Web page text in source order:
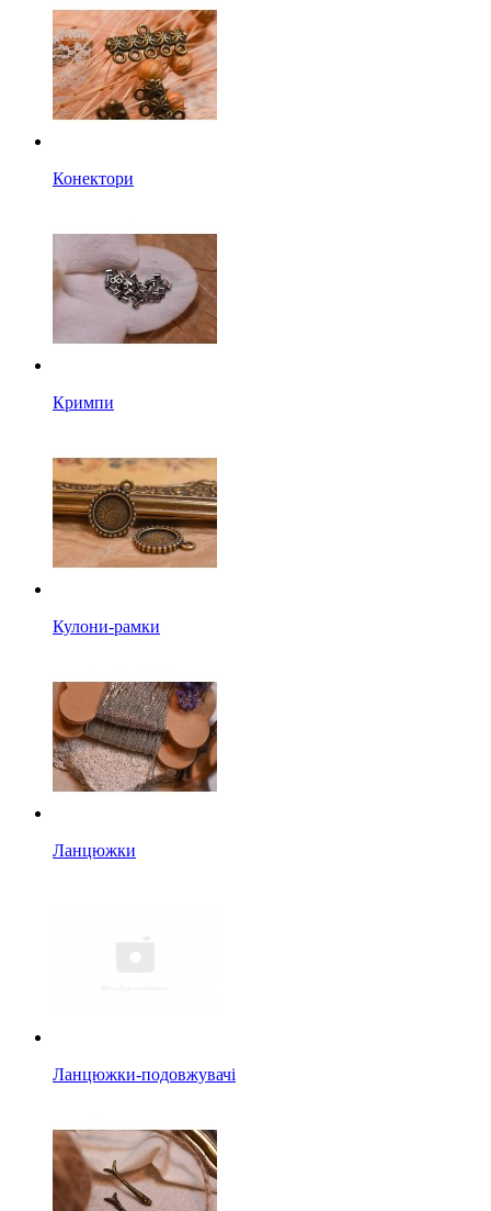
Конектори
Кримпи
Кулони-рамки
Ланцюжки
Ланцюжки-подовжувачі